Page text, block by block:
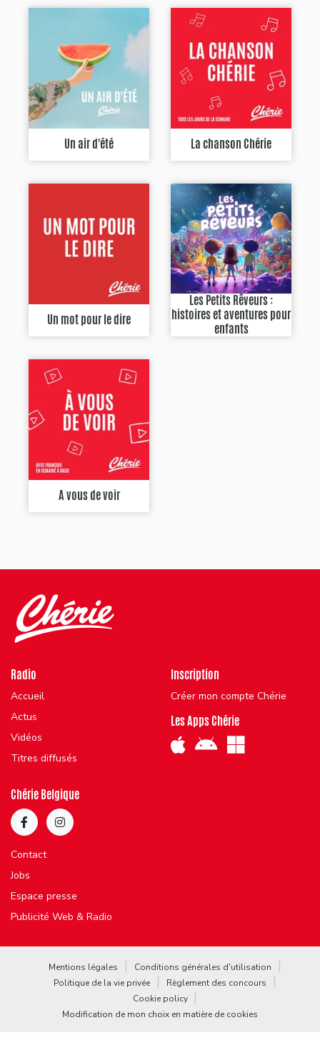
Un air d'été La chanson Chérie
Un mot pour le dire
Les Petits Rêveurs :
histoires et aventures pour
enfants
A vous de voir
Radio
Accueil
Actus
Vidéos
Titres diffusés
Inscription
Créer mon compte Chérie
Les Apps Chérie
Chérie Belgique
Contact
Jobs
Espace presse
Publicité Web & Radio
Mentions légales
Conditions générales d'utilisation
Politique de la vie privée
Règlement des concours
Cookie policy
Modification de mon choix en matière de cookies